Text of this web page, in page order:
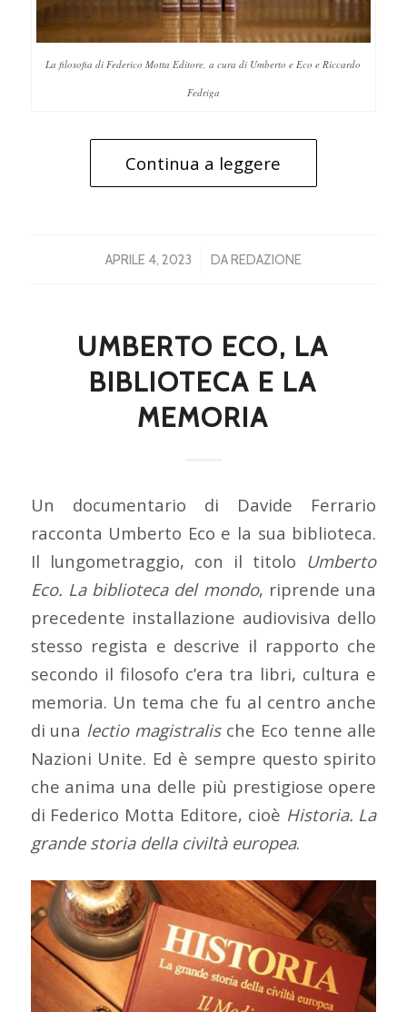
La filosofia di Federico Motta Editore, a cura di Umberto e Eco e Riccardo
Fedriga
Continua a leggere
APRILE 4, 2023
/ DAREDAZIONE
UMBERTO ECO, LA
BIBLIOTECA E LA
MEMORIA
Un documentario di Davide Ferrario
racconta Umberto Eco e la sua biblioteca.
Il lungometraggio, con il titolo Umberto
Eco. La biblioteca del mondo, riprende una
precedente installazione audiovisiva dello
stesso regista e descrive il rapporto che
secondo il filosofo c’era tra libri, cultura e
memoria. Un tema che fu al centro anche
di una lectio magistralische Eco tenne alle
Nazioni Unite. Ed è sempre questo spirito
che anima una delle più prestigiose opere
di Federico Motta Editore, cioè Historia. La
grande storia della civiltà europea.